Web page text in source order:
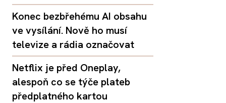
Konec bezbřehému AI obsahu
ve vysílání. Nově ho musí
televize a rádia označovat
Netflix je před Oneplay,
alespoň co se týče plateb
předplatného kartou